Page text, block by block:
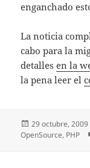
enganchado
La noticia
cabo para la
detallesen la
la pena leer el
Publicado
el
29 octubre, 2009
OpenSource, PHP